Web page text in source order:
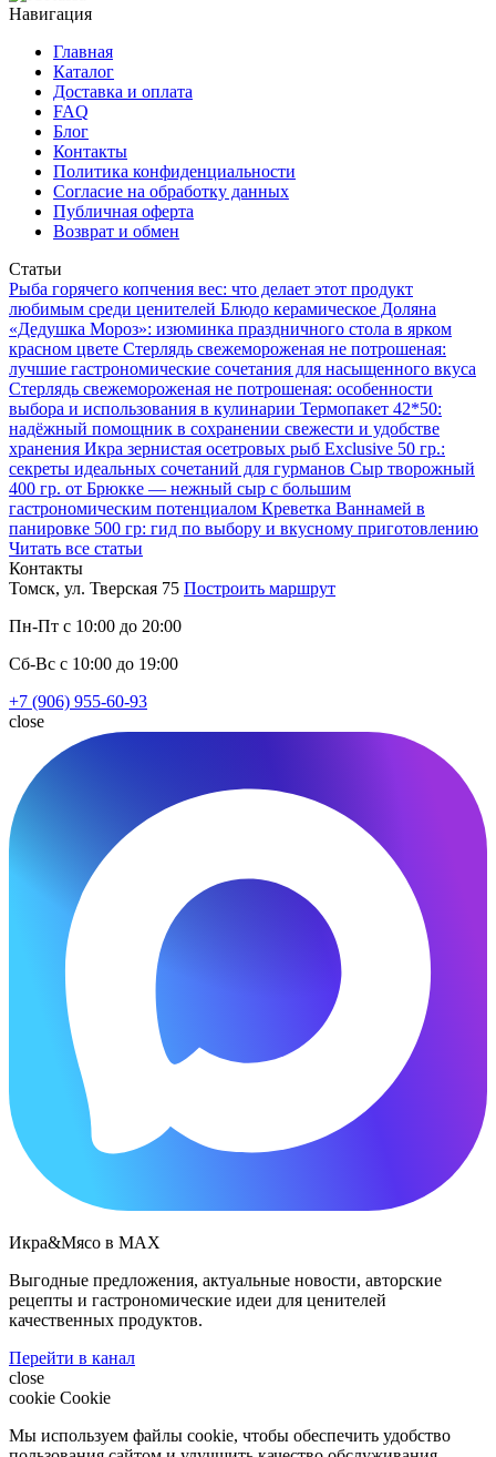
Навигация
Главная
Каталог
Доставка и оплата
FAQ
Блог
Контакты
Политика конфиденциальности
Согласие на обработку данных
Публичная оферта
Возврат и обмен
Статьи
Рыба горячего копчения вес: что делает этот продукт
любимым среди ценителей Блюдо керамическое Доляна
«Дедушка Мороз»: изюминка праздничного стола в ярком
красном цвете Стерлядь свежемороженая не потрошеная:
лучшие гастрономические сочетания для насыщенного вкуса
Стерлядь свежемороженая не потрошеная: особенности
выбора и использования в кулинарии Термопакет 42*50:
надёжный помощник в сохранении свежести и удобстве
хранения Икра зернистая осетровых рыб Exclusive 50 гр.:
секреты идеальных сочетаний для гурманов Сыр творожный
400 гр. от Брюкке — нежный сыр с большим
гастрономическим потенциалом Креветка Ваннамей в
панировке 500 гр: гид по выбору и вкусному приготовлению
Читать все статьи
Контакты
Томск, ул. Тверская 75 Построить маршрут
Пн-Пт с 10:00 до 20:00
Сб-Вс с 10:00 до 19:00
+7 (906) 955-60-93
close
Икра&Мясо в МАХ
Выгодные предложения, актуальные новости, авторские
рецепты и гастрономические идеи для ценителей
качественных продуктов.
Перейти в канал
close
cookie Cookie
Мы используем файлы cookie, чтобы обеспечить удобство